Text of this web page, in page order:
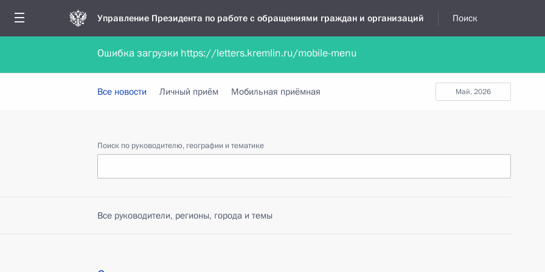
Управление Президента по работе с обращениями граждан и организаций Поиск
Обратиться в форме электронного документа Обратиться в устной форме
май, 2026
Все новости Личный приём Мобильная приёмная
Поиск по руководителю, географии и тематике
Все руководители, регионы, города и темы
Ошибка загрузки https://letters.kremlin.ru/mobile-menu